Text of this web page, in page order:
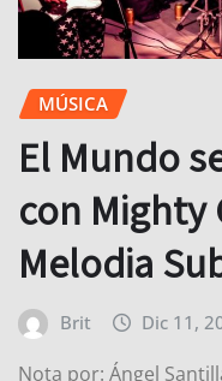
MÚSICA
El Mundo
con Mighty
Melodia
Brit Dic 11,
Nota por: Ángel